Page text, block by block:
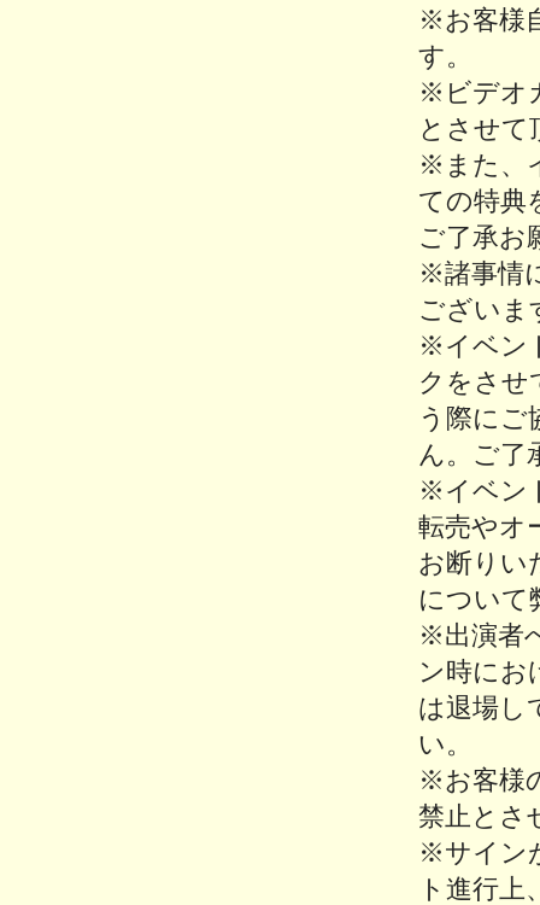
※お客様
す。
※ビデオ
とさせて
※また、
ての特典
ご了承お
※諸事情
ございま
※イベン
クをさせ
う際にご
ん。ご了
※イベン
転売やオ
お断りい
について
※出演者
ン時にお
は退場し
い。
※お客様
禁止とさ
※サイン
ト進行